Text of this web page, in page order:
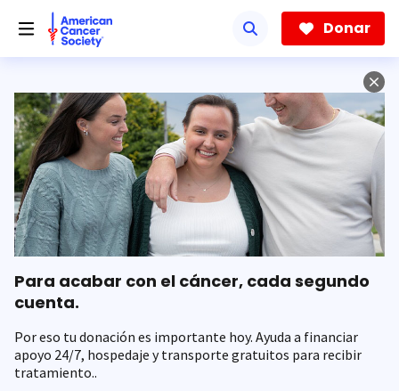
hacia
contenido
Donar
Para acabar con el cáncer, cada segundo
cuenta.
Por eso tu donación es importante hoy. Ayuda a financiar
apoyo 24/7, hospedaje y transporte gratuitos para recibir
tratamiento..